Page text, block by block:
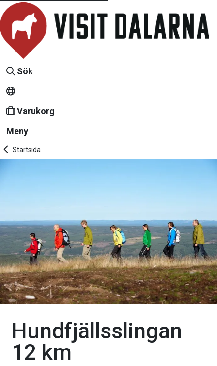
Sök
Varukorg
Meny
Startsida
Hundfjällsslingan
12 km